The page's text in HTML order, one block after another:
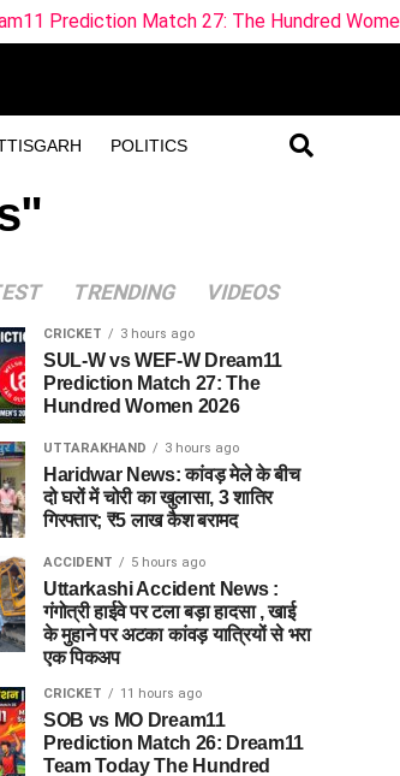
POLITICS
Match 27: The Hundred Women 2026
TRENDING VIDEOS
CRICKET 3 hours ago
SUL-W vs WEF-W Dream11
Prediction Match 27: The
Hundred Women 2026
UTTARAKHAND 3 hours ago
Haridwar News: कांवड़ मेले के बीच
दो घरों में चोरी का खुलासा, 3 शातिर
गिरफ्तार; ₹5 लाख कैश बरामद
ACCIDENT 5 hours ago
Uttarkashi Accident News :
गंगोत्री हाईवे पर टला बड़ा हादसा , खाई
के मुहाने पर अटका कांवड़ यात्रियों से भरा
एक पिकअप
CRICKET 11 hours ago
SOB vs MO Dream11
Prediction Match 26: Dream11
Team Today The Hundred